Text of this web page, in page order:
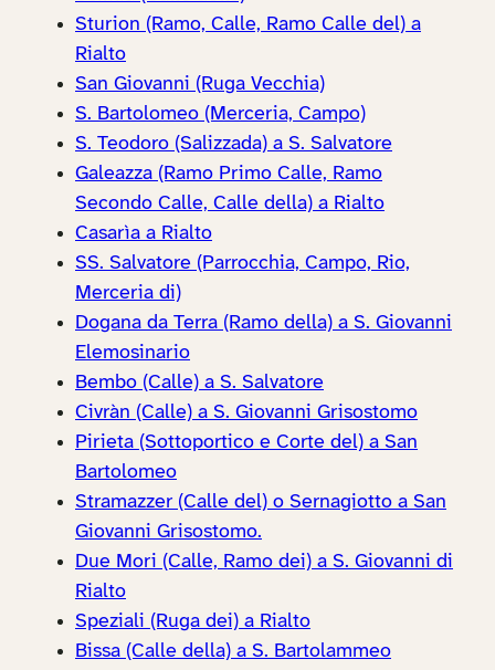
Sturion (Ramo, Calle, Ramo Calle del) a
Rialto
San Giovanni (Ruga Vecchia)
S. Bartolomeo (Merceria, Campo)
S. Teodoro (Salizzada) a S. Salvatore
Galeazza (Ramo Primo Calle, Ramo
Secondo Calle, Calle della) a Rialto
Casarìa a Rialto
SS. Salvatore (Parrocchia, Campo, Rio,
Merceria di)
Dogana da Terra (Ramo della) a S. Giovanni
Elemosinario
Bembo (Calle) a S. Salvatore
Civràn (Calle) a S. Giovanni Grisostomo
Pirieta (Sottoportico e Corte del) a San
Bartolomeo
Stramazzer (Calle del) o Sernagiotto a San
Giovanni Grisostomo.
Due Mori (Calle, Ramo dei) a S. Giovanni di
Rialto
Speziali (Ruga dei) a Rialto
Bissa (Calle della) a S. Bartolammeo